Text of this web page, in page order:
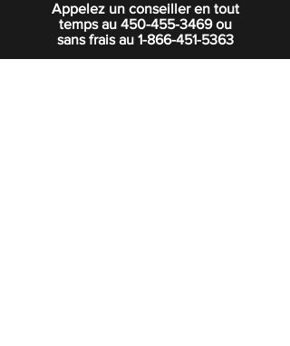
Appelez un conseiller en tout
temps au 450-455-3469ou
sans frais au 1-866-451-5363